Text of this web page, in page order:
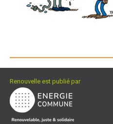
Renouvelle est publié par